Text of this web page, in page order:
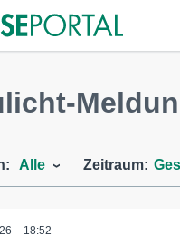
Alle Zeitraum:
– 18:52